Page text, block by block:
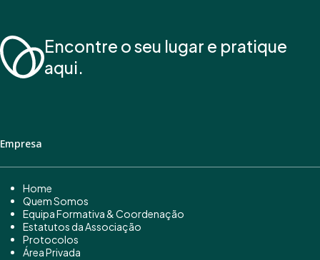
Encontre o seu lugar e pratique
aqui.
Empresa
Home
Quem Somos
Equipa Formativa & Coordenação
Estatutos da Associação
Protocolos
Área Privada